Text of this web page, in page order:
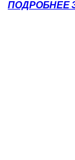
ПОДРОБНЕЕ